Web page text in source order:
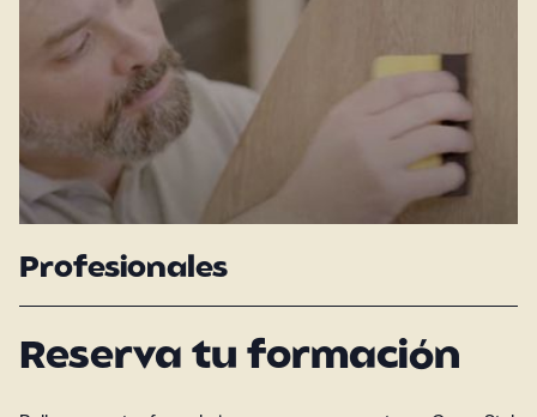
Profesionales
Reserva tu formación